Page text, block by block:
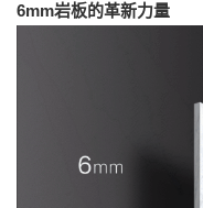
6mm岩板的革新力量